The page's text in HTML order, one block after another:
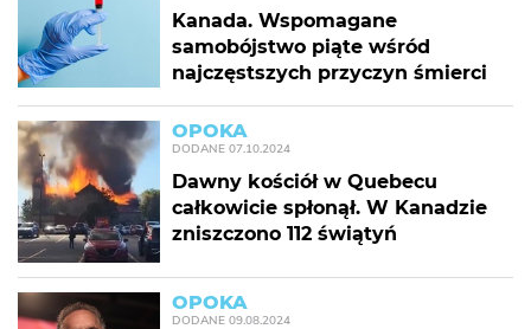
Kanada. Wspomagane
samobójstwo piąte wśród
najczęstszych przyczyn śmierci
OPOKA
DODANE 07.10.2024
Dawny kościół w Quebecu
całkowicie spłonął. W Kanadzie
zniszczono 112 świątyń
OPOKA
DODANE 09.08.2024